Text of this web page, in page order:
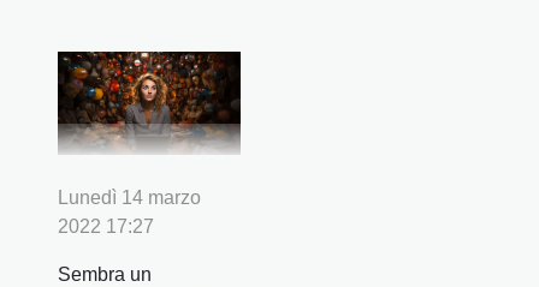
Lunedì 14 marzo
2022 17:27
Sembra un